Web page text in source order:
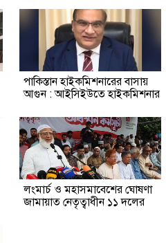
পাকিস্তান হাইকমিশনারের বাসায়
আগুন : আইসিইউতে হাইকমিশনার
লংমার্চ ও মহাসমাবেশের ঘোষণা
জামায়াত নেতৃত্বাধীন ১১ দলের